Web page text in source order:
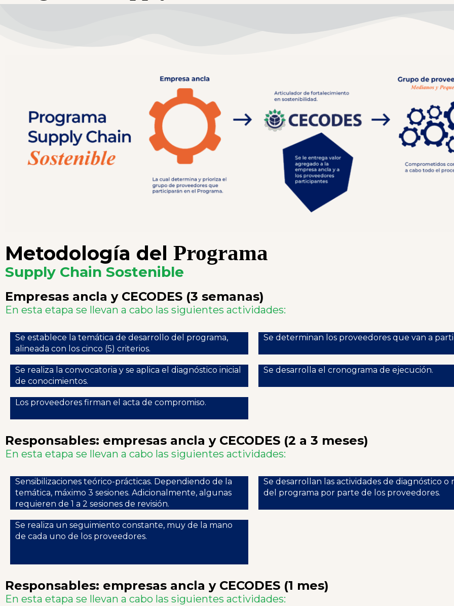
Metodología del Programa
Supply Chain Sostenible
Empresas ancla y CECODES (3 semanas)
En esta etapa se llevan a cabo las siguientes actividades:
Se establece la temática de desarrollo del programa,
alineada con los cinco (5) criterios.
Se realiza la convocatoria y se aplica el diagnóstico inicial
de conocimientos.
Los proveedores firman el acta de compromiso.
Se determinan los proveedores que van a
Se desarrolla el cronograma de ejecución.
Responsables: empresas ancla y CECODES (2 a 3 meses)
En esta etapa se llevan a cabo las siguientes actividades:
Sensibilizaciones teórico-prácticas. Dependiendo de la
temática, máximo 3 sesiones. Adicionalmente, algunas
requieren de 1 a 2 sesiones de revisión.
Se realiza un seguimiento constante, muy de la mano
de cada uno de los proveedores.
Se desarrollan las actividades de diagnóstico o
del programa por parte de los proveedores.
Responsables: empresas ancla y CECODES (1 mes)
En esta etapa se llevan a cabo las siguientes actividades: